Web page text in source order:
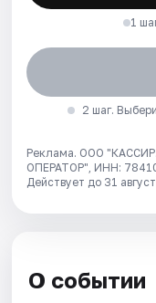
1
2 шаг.
Реклама. ООО
ОПЕРАТОР", ИНН:
Действует до 31
О событии